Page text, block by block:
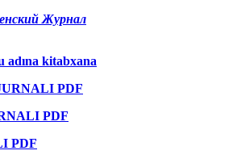
Журнал
adına kitabxana
PDF
PDF
PDF